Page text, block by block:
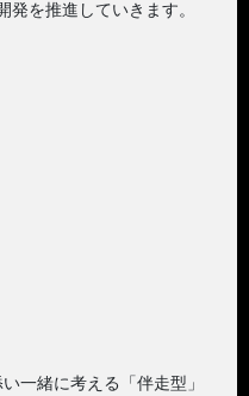
を推進していきます。
一緒に考える「伴走型」